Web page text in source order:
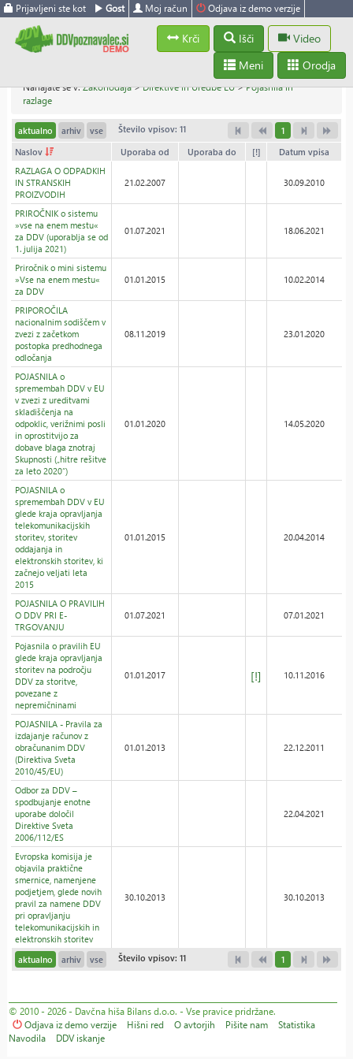
Prijavljeni ste kot Gost Moj račun Odjava iz demo verzije
Krči Išči
Video
Orodja
Meni
Nahajate se v:Zakonodaja>Direktive in Uredbe EU>Pojasnila in
razlage
aktualno arhiv vse Število vpisov: 11 1
Naslov Uporaba od Uporaba do [!]
Datum vpisa
RAZLAGA O ODPADKIH
IN STRANSKIH
PROIZVODIH
21.02.2007 30.09.2010
PRIROČNIK o sistemu
»vse na enem mestu«
za DDV (uporablja se od
1. julija 2021)
01.07.2021 18.06.2021
Priročnik o mini sistemu
»Vse na enem mestu«
za DDV
01.01.2015 10.02.2014
PRIPOROČILA
nacionalnim sodiščem v
zvezi z začetkom
postopka predhodnega
odločanja
08.11.2019 23.01.2020
POJASNILA o
spremembah DDV v EU
v zvezi z ureditvami
skladiščenja na
odpoklic, verižnimi posli
in oprostitvijo za
dobave blaga znotraj
Skupnosti („hitre rešitve
za leto 2020“)
01.01.2020 14.05.2020
POJASNILA o
spremembah DDV v EU
glede kraja opravljanja
telekomunikacijskih
storitev, storitev
oddajanja in
elektronskih storitev, ki
začnejo veljati leta
2015
01.01.2015 20.04.2014
POJASNILA O PRAVILIH
O DDV PRI E-
TRGOVANJU
01.07.2021 07.01.2021
Pojasnila o pravilih EU
glede kraja opravljanja
storitev na področju
DDV za storitve,
povezane z
nepremičninami
01.01.2017 [!] 10.11.2016
POJASNILA - Pravila za
izdajanje računov z
obračunanim DDV
(Direktiva Sveta
2010/45/EU)
01.01.2013 22.12.2011
Odbor za DDV –
spodbujanje enotne
uporabe določil
Direktive Sveta
2006/112/ES
22.04.2021
Evropska komisija je
objavila praktične
smernice, namenjene
podjetjem, glede novih
pravil za namene DDV
pri opravljanju
telekomunikacijskih in
elektronskih storitev
30.10.2013 30.10.2013
aktualno arhiv vse Število vpisov: 11 1
© 2010 - 2026 - Davčna hiša Bilans d.o.o. - Vse pravice pridržane.
Odjava iz demo verzije
Hišni red O avtorjih Pišite nam
Statistika
Navodila
DDV iskanje